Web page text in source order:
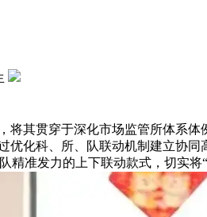
贯穿于深化市场监管所体系体
优化科、所、队联动机制建立协
准发力的上下联动款式，切实